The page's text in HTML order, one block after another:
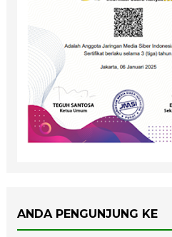
ANDA PENGUNJUNG KE